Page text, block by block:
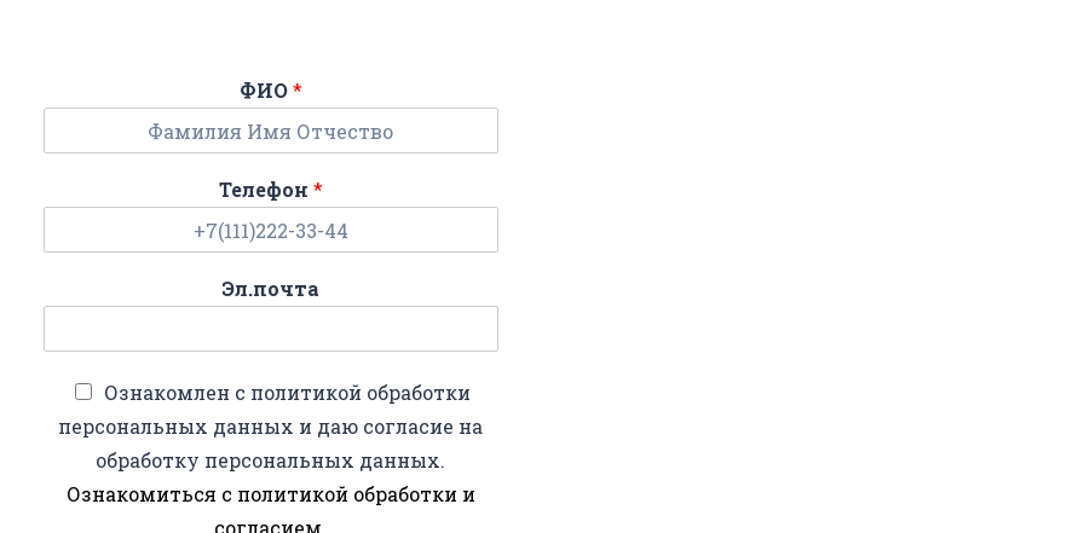
ФИО*
Телефон *
Эл.почта
Ознакомлен с политикой обработки
персональных данных и даю согласие на
обработку персональных данных.
Ознакомиться с политикой обработки и
согласием.